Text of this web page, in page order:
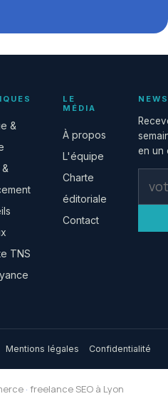
&
TNS
LE
MÉDIA
À propos
L'équipe
Charte
éditoriale
Contact
en un
Mentions légales Confidentialité
· freelance SEO à Lyon